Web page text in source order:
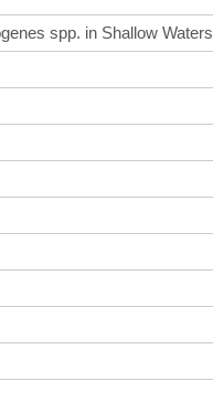
spp. in Shallow Waters